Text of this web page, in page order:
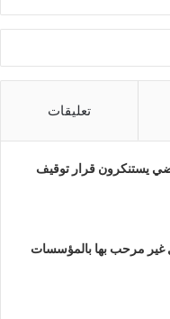
تعليقات
يستنكرون قرار توقيف
غير مرحب بها بالمؤسسات